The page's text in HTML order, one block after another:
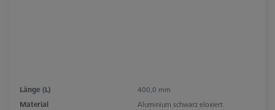
Länge (L)
400,0 mm
Material
Aluminium schwarz eloxiert